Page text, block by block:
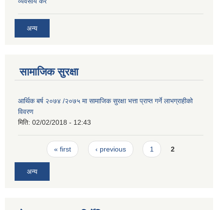
अन्य
सामाजिक सुरक्षा
आर्थिक बर्ष २०७४ /२०७५ मा सामाजिक सुरक्षा भत्ता प्राप्त गर्ने लाभग्राहीको
विवरण
मिति: 02/02/2018 - 12:43
Pages« first ‹ previous 1 2
अन्य